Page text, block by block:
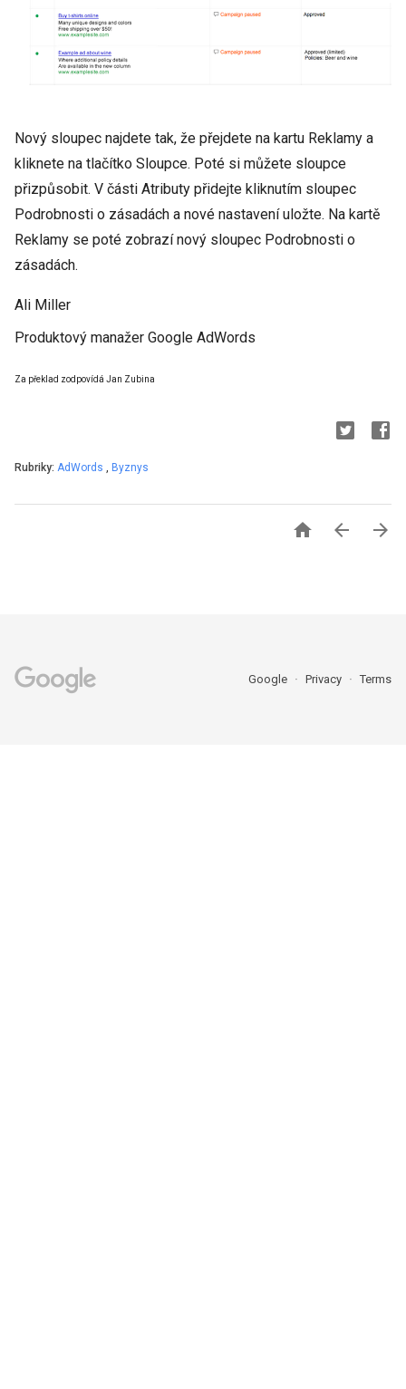
Nový sloupec najdete tak, že přejdete na kartu Reklamy a
kliknete na tlačítko Sloupce. Poté si můžete sloupce
přizpůsobit. V části Atributy přidejte kliknutím sloupec
Podrobnosti o zásadách a nové nastavení uložte. Na kartě
Reklamy se poté zobrazí nový sloupec Podrobnosti o
zásadách.
Ali Miller
Produktový manažer Google AdWords
Za překlad zodpovídá Jan Zubina
Rubriky: AdWords , Byznys
  
Google Privacy Terms